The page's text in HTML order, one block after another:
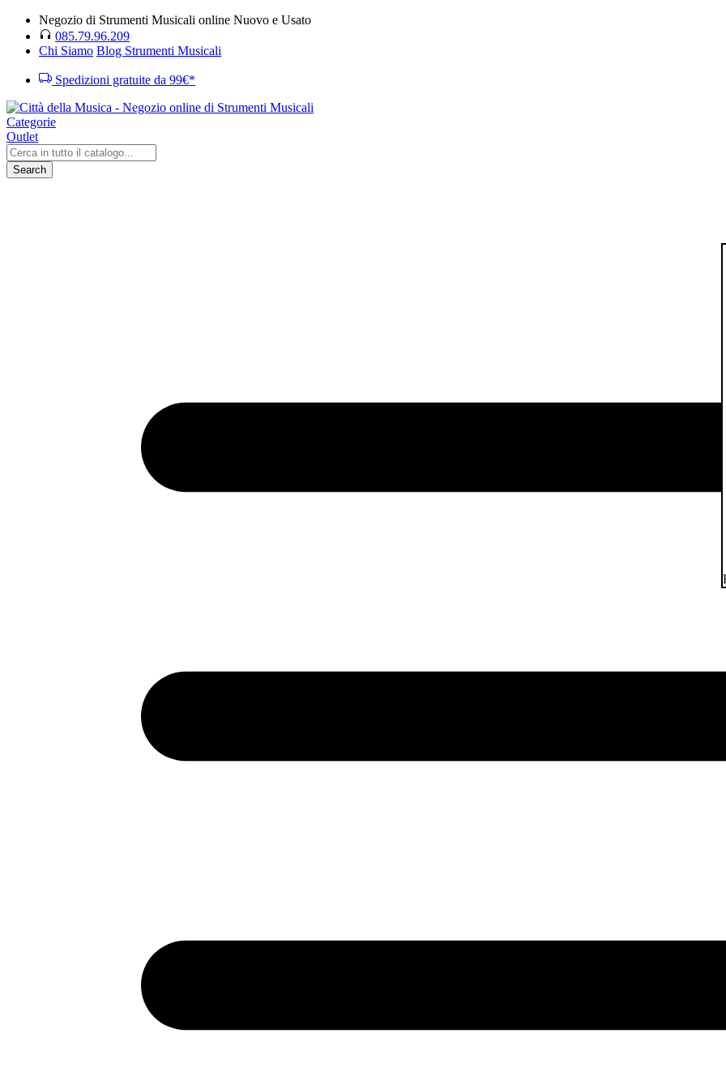
Negozio di Strumenti Musicali online Nuovo e Usato
085.79.96.209
Chi Siamo Blog Strumenti Musicali
Spedizioni gratuite da 99€*
Categorie
Outlet
Search